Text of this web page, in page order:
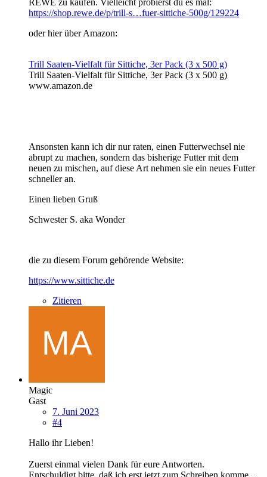
https://shop.rewe.de/p/trill-s…fuer-sittiche-500g/129224
oder hier über Amazon:
Trill Saaten-Vielfalt für Sittiche, 3er Pack (3 x 500 g)
Trill Saaten-Vielfalt für Sittiche, 3er Pack (3 x 500 g)
www.amazon.de
Ansonsten kann ich dir nur raten, einen Futterwechsel nie
abrupt zu machen, sondern das bisherige Futter mit dem
neuen zu mischen, auf diese Art nehmen sie ein neues Futter
schneller an.
Einen lieben Gruß
Schwester S. aka Wonder
die zu diesem Forum gehörende Website:
https://www.sittiche.de
Zitieren
Magic
Gast
7. Juni 2023
#4
Hallo ihr Lieben!
Zuerst einmal vielen Dank für eure Antworten.
Entschuldigt bitte, daß ich erst jetzt zum Schreiben komme...